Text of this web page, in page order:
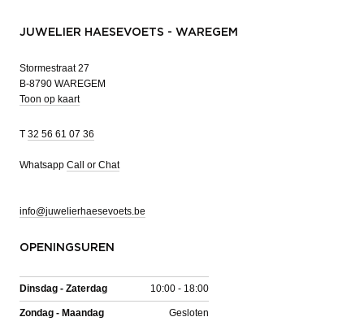
JUWELIER HAESEVOETS - WAREGEM
Stormestraat 27
B-8790 WAREGEM
Toon op kaart
T 32 56 61 07 36
Whatsapp Call or Chat
info@juwelierhaesevoets.be
OPENINGSUREN
Dinsdag - Zaterdag 10:00 - 18:00
Zondag - Maandag Gesloten